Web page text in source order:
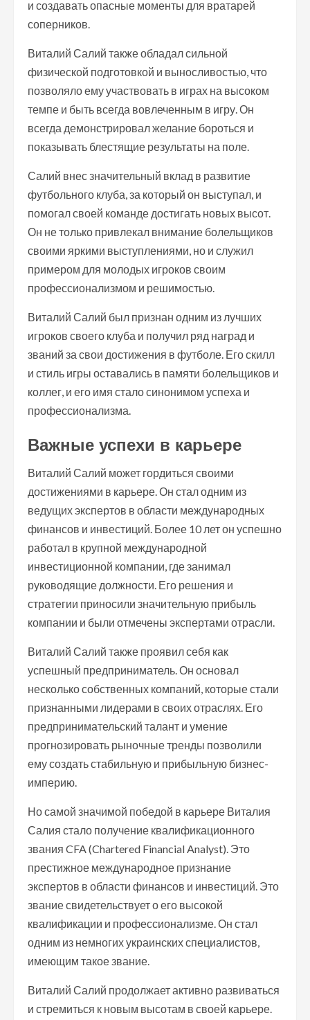
и создавать опасные моменты для вратарей
соперников.
Виталий Салий также обладал сильной
физической подготовкой и выносливостью, что
позволяло ему участвовать в играх на высоком
темпе и быть всегда вовлеченным в игру. Он
всегда демонстрировал желание бороться и
показывать блестящие результаты на поле.
Салий внес значительный вклад в развитие
футбольного клуба, за который он выступал, и
помогал своей команде достигать новых высот.
Он не только привлекал внимание болельщиков
своими яркими выступлениями, но и служил
примером для молодых игроков своим
профессионализмом и решимостью.
Виталий Салий был признан одним из лучших
игроков своего клуба и получил ряд наград и
званий за свои достижения в футболе. Его скилл
и стиль игры оставались в памяти болельщиков и
коллег, и его имя стало синонимом успеха и
профессионализма.
Важные успехи в карьере
Виталий Салий может гордиться своими
достижениями в карьере. Он стал одним из
ведущих экспертов в области международных
финансов и инвестиций. Более 10 лет он успешно
работал в крупной международной
инвестиционной компании, где занимал
руководящие должности. Его решения и
стратегии приносили значительную прибыль
компании и были отмечены экспертами отрасли.
Виталий Салий также проявил себя как
успешный предприниматель. Он основал
несколько собственных компаний, которые стали
признанными лидерами в своих отраслях. Его
предпринимательский талант и умение
прогнозировать рыночные тренды позволили
ему создать стабильную и прибыльную бизнес-
империю.
Но самой значимой победой в карьере Виталия
Салия стало получение квалификационного
звания CFA (Chartered Financial Analyst). Это
престижное международное признание
экспертов в области финансов и инвестиций. Это
звание свидетельствует о его высокой
квалификации и профессионализме. Он стал
одним из немногих украинских специалистов,
имеющим такое звание.
Виталий Салий продолжает активно развиваться
и стремиться к новым высотам в своей карьере.